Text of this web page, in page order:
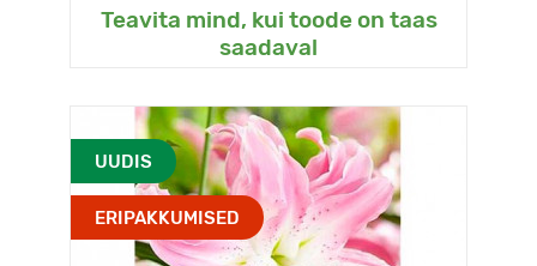
Teavita mind, kui toode on taas
saadaval
UUDIS
ERIPAKKUMISED